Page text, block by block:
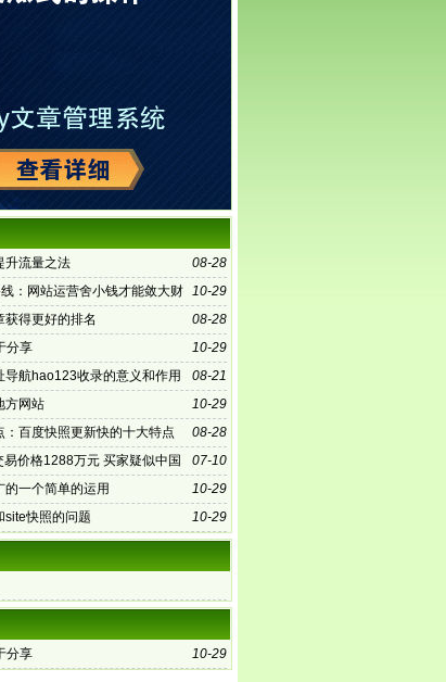
08-28
升流量之法
10-29
线：网站运营舍小钱才能敛大财
08-28
获得更好的排名
10-29
分享
08-21
导航hao123收录的意义和作用
10-29
方网站
08-28
：百度快照更新快的十大特点
07-10
价格1288万元 买家疑似中国
10-29
的一个简单的运用
10-29
site快照的问题
10-29
分享